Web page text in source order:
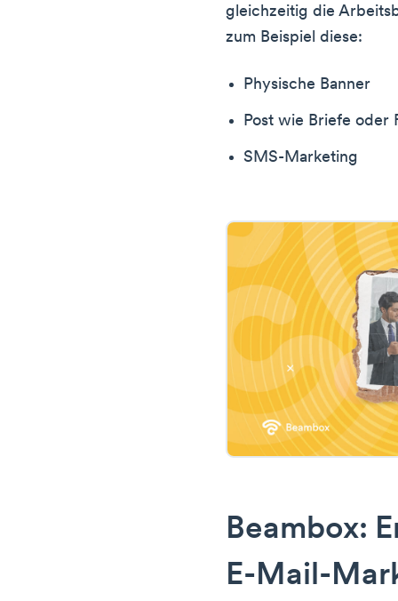
gleichzeitig die
zum Beispiel diese:
Physische Banner
Post wie Briefe oder
SMS-Marketing
Beambox:
E-Mail-